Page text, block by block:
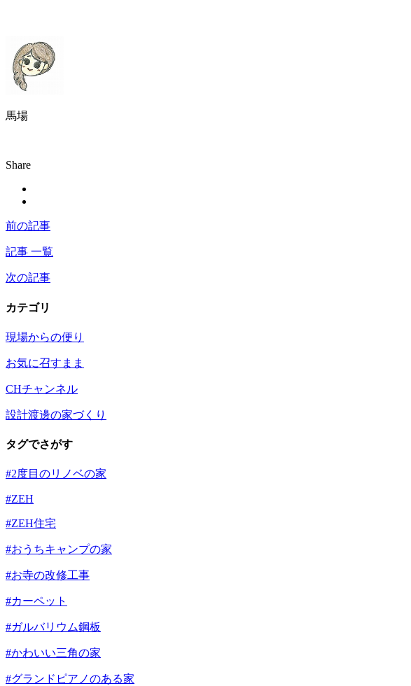
馬場
Share
前の記事
記事 一覧
次の記事
カテゴリ
現場からの便り
お気に召すまま
CHチャンネル
設計渡邊の家づくり
タグでさがす
#2度目のリノベの家
#ZEH
#ZEH住宅
#おうちキャンプの家
#お寺の改修工事
#カーペット
#ガルバリウム鋼板
#かわいい三角の家
#グランドピアノのある家